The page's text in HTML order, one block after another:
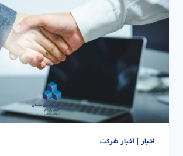
مسکن
نوین
پایدار
اخبار اخبار شرکت